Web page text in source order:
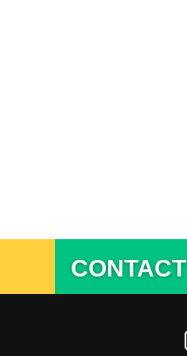
CONTACT